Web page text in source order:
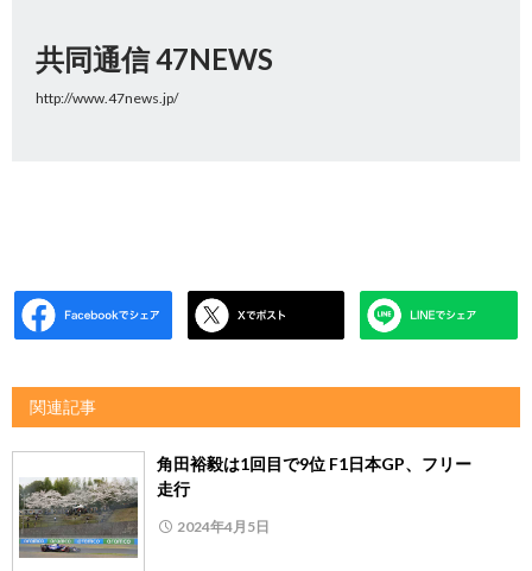
共同通信 47NEWS
http://www.47news.jp/
関連記事
角田裕毅は1回目で9位 F1日本GP、フリー
走行
2024年4月5日